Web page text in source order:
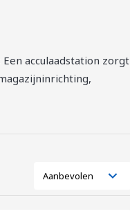
acculaadstation zorgt
Lijst